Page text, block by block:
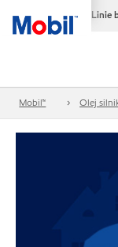
Linie
Mobil™ Olej